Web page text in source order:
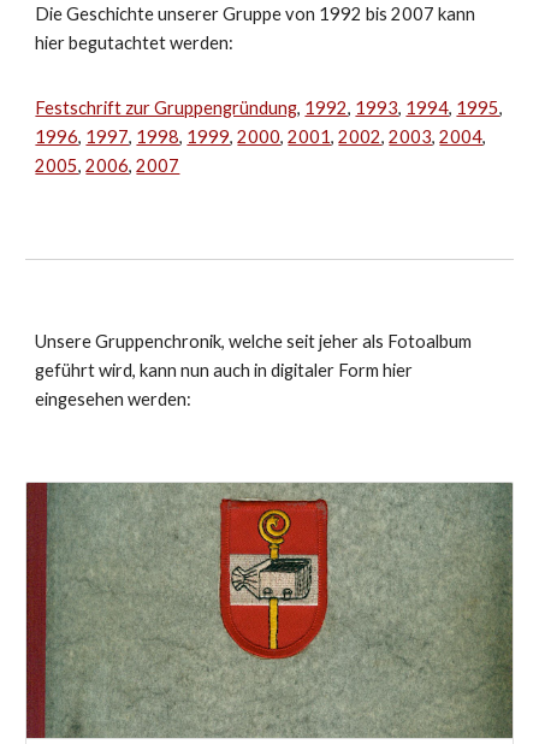
Die Geschichte unserer Gruppe von 1992 bis 2007 kann
hier begutachtet werden:
Festschrift zur Gruppengründung, 1992, 1993, 1994, 1995,
1996, 1997, 1998, 1999,2000,2001,2002,2003,2004,
2005,2006,2007
Unsere Gruppenchronik, welche seit jeher als Fotoalbum
geführt wird, kann nun auch in digitaler Form hier
eingesehen werden: